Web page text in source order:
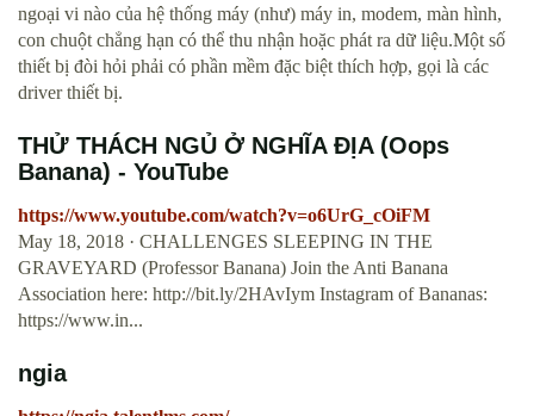
ngoại vi nào của hệ thống máy (như) máy in, modem, màn hình,
con chuột chẳng hạn có thể thu nhận hoặc phát ra dữ liệu.Một số
thiết bị đòi hỏi phải có phần mềm đặc biệt thích hợp, gọi là các
driver thiết bị.
THỬ THÁCH NGỦ Ở NGHĨA ĐỊA (Oops
Banana) - YouTube
https://www.youtube.com/watch?v=o6UrG_cOiFM
May 18, 2018 · CHALLENGES SLEEPING IN THE
GRAVEYARD (Professor Banana) Join the Anti Banana
Association here: http://bit.ly/2HAvIym Instagram of Bananas:
https://www.in...
ngia